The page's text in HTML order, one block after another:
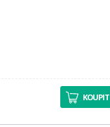
KOUPIT